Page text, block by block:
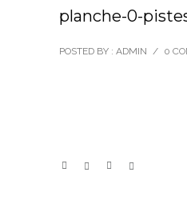
planche-0-
POSTED BY : ADMIN / 0